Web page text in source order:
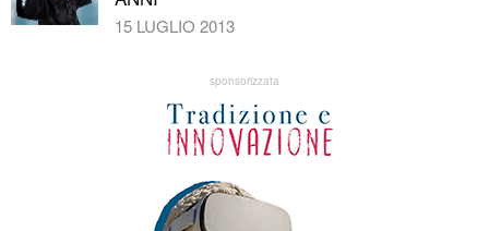
15 LUGLIO 2013
sponsorizzata